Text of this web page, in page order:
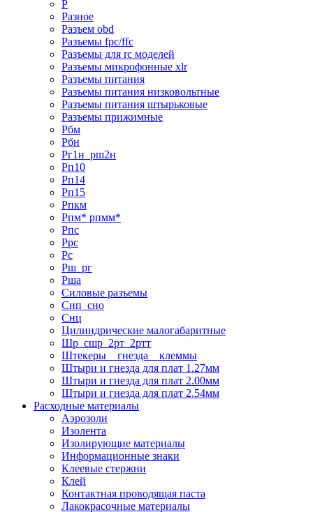
Р
Разное
Разъем obd
Разъемы fpc/ffc
Разъемы для rc моделей
Разъемы микрофонные xlr
Разъемы питания
Разъемы питания низковольтные
Разъемы питания штырьковые
Разъемы прижимные
Рбм
Рбн
Рг1н_рш2н
Рп10
Рп14
Рп15
Рпкм
Рпм* рпмм*
Рпс
Ррс
Рс
Рш_рг
Рша
Силовые разъемы
Снп_сно
Снц
Цилиндрические малогабаритные
Шр_сшр_2рт_2ртт
Штекеры _ гнезда _ клеммы
Штыри и гнезда для плат 1.27мм
Штыри и гнезда для плат 2.00мм
Штыри и гнезда для плат 2.54мм
Расходные материалы
Аэрозоли
Изолента
Изолирующие материалы
Информационные знаки
Клеевые стержни
Клей
Контактная проводящая паста
Лакокрасочные материалы